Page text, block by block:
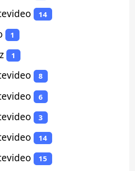
14
1
1
8
6
3
14
15